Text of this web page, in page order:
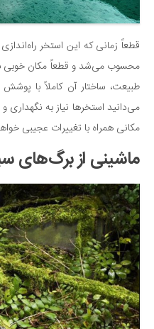
قطعاً زمانی که این استخر
محسوب می‌شد و قطعاً مکان خوبی
طبیعت، ساختار آن کاملاً با
می‌دانید استخرها نیاز به نگهداری
مکانی همراه با تغییرات عجیبی
ماشینی از برگ‌های